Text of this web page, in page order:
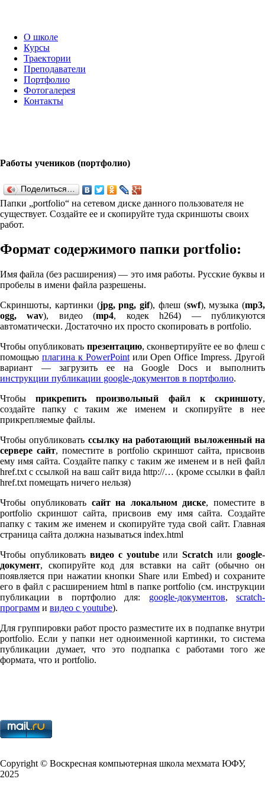
О школе
Курсы
Траектории
Преподаватели
Портфолио
Фотогалерея
Контакты
Работы учеников (портфолио)
Поделиться…
Папки „port­fo­lio“ на сетевом диске данного пользователя не
существует. Создайте ее и скопируйте туда скриншоты своих
работ.
Формат содержимого папки port­fo­lio:
Имя файла (без расширения) — это имя работы. Русские буквы и
пробелы в имени файла разрешены.
Скриншоты, картинки (jpg, png, gif), флеш (swf), музыка (mp3,
ogg, wav), видео (mp4, кодек h264) — публикуются
автоматически. Достаточно их просто скопировать в port­fo­lio.
Чтобы опубликовать презентацию, сконвертируйте ее во флеш с
помощью плагина к Pow­er­Pointили Open Office Impress. Другой
вариант — загрузить ее на Google Docs и выполнить
инструкции публикации google-документов в портфолио.
Чтобыприкрепить произвольный файл к скриншоту,
создайте папку с таким же именем и скопируйте в нее
прикрепляемые файлы.
Чтобы опубликовать ссылку на работающий выложенный на
сервере сайт, поместите в port­fo­lio скриншот сайта, присвоив
ему имя сайта. Создайте папку с таким же именем и в ней файл
href.txt с ссылкой на ваш сайт вида http://… (кроме ссылки в файл
href.txt помещать ничего нельзя)
Чтобы опубликовать сайт на локальном диске, поместите в
port­fo­lio скриншот сайта, присвоив ему имя сайта. Создайте
папку с таким же именем и скопируйте туда свой сайт. Главная
страница сайта должна называться index.html
Чтобы опубликовать видео с youtubeилиScratch или google-
документ, скопируйте код для вставки на сайт (обычно он
появляется при нажатии кнопки Share или Embed) и сохраните
его в файл с расширением html в папке port­fo­lio (см. инструкции
публикации в портфолио для: google-документов,scratch-
программ и видео с youtube).
Для группировки работ просто разместите их в подпапке внутри
port­fo­lio. Если у папки нет одноименной картинки, то система
публикации думает, что это подпапка с работами того же
формата, что и port­fo­lio.
Copy­right © Воскресная компьютерная школа мехмата ЮФУ,
2025